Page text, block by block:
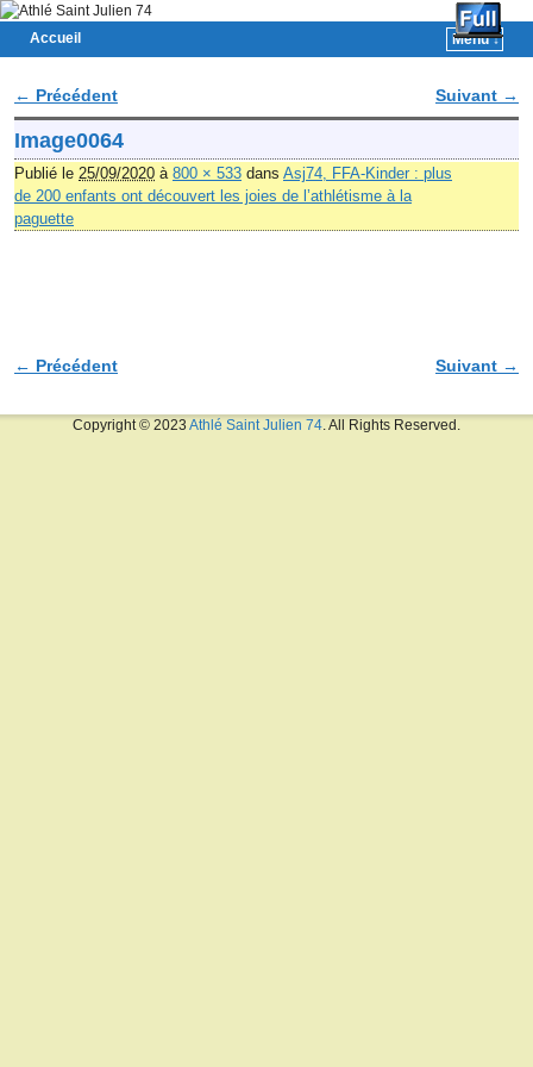
Accueil
Menu ↓
Navigation des images
← Précédent Suivant →
Image0064
Publié le 25/09/2020 à 800 × 533 dans Asj74, FFA-Kinder : plus
de 200 enfants ont découvert les joies de l’athlétisme à la
paguette
Navigation des images
← Précédent Suivant →
Copyright © 2023 Athlé Saint Julien 74 . All Rights Reserved.